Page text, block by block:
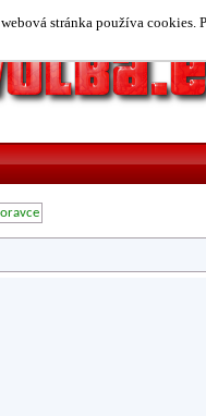
stránka používa cookies.